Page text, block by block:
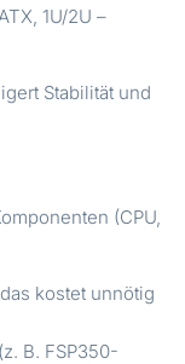
1U/2U –
Stabilität und
(CPU,
kostet unnötig
B. FSP350-